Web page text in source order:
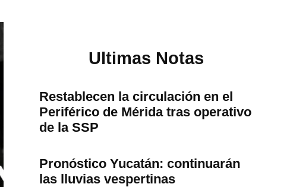
Ultimas Notas
Restablecen la circulación en el
Periférico de Mérida tras operativo
de la SSP
Pronóstico Yucatán: continuarán
las lluvias vespertinas